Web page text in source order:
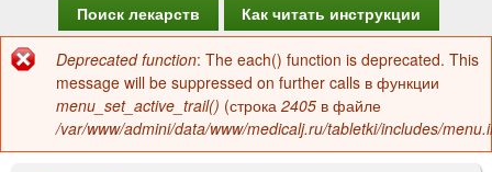
а
в
о
Поиск лекарств
Как читать инструкции
Сообщение
об
ошибке
Deprecated function: The each() function is deprecated. This
message will be suppressed on further calls в функции
menu_set_active_trail() (строка 2405 в файле
/var/www/admini/data/www/medicalj.ru/tabletki/includes/